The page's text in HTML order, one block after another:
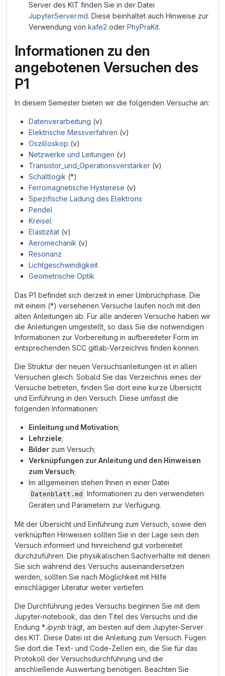
Server des KIT finden Sie in der Datei
JupyterServer.md. Diese beinhaltet auch Hinweise zur
Verwendung von kafe2 oder PhyPraKit.
Informationen zu den
angebotenen Versuchen des
P1
In diesem Semester bieten wir die folgenden Versuche an:
Datenverarbeitung (v)
Elektrische Messverfahren (v)
Oszilloskop (v)
Netzwerke und Leitungen (v)
Transistor_und_Operationsverstärker (v)
Schaltlogik (*)
Ferromagnetische Hysterese (v)
Spezifische Ladung des Elektrons
Pendel
Kreisel
Elastizität (v)
Aeromechanik (v)
Resonanz
Lichtgeschwindigkeit
Geometrische Optik
Das P1 befindet sich derzeit in einer Umbruchphase. Die
mit einem (*) versehenen Versuche laufen noch mit den
alten Anleitungen ab. Für alle anderen Versuche haben wir
die Anleitungen umgestellt, so dass Sie die notwendigen
Informationen zur Vorbereitung in aufbereiteter Form im
entsprechenden SCC gitlab-Verzeichnis finden können.
Die Struktur der neuen Versuchsanleitungen ist in allen
Versuchen gleich. Sobald Sie das Verzeichnis eines der
Versuche betreten, finden Sie dort eine kurze Übersicht
und Einführung in den Versuch. Diese umfasst die
folgenden Informationen:
Einleitung und Motivation;
Lehrziele;
Bilder zum Versuch;
Verknüpfungen zur Anleitung und den Hinweisen
zum Versuch;
Im allgemeinen stehen Ihnen in einer Datei
Datenblatt.md Informationen zu den verwendeten
Geräten und Parametern zur Verfügung.
Mit der Übersicht und Einführung zum Versuch, sowie den
verknüpften Hinweisen sollten Sie in der Lage sein den
Versuch informiert und hinreichend gut vorbereitet
durchzuführen. Die physikalischen Sachverhalte mit denen
Sie sich während des Versuchs auseinandersetzen
werden, sollten Sie nach Möglichkeit mit Hilfe
einschlägiger Literatur weiter vertiefen.
Die Durchführung jedes Versuchs beginnen Sie mit dem
Jupyter-notebook, das den Titel des Versuchs und die
Endung *.ipynb trägt, am besten auf dem Jupyter-Server
des KIT. Diese Datei ist die Anleitung zum Versuch. Fügen
Sie dort die Text- und Code-Zellen ein, die Sie für das
Protokoll der Versuchsdurchführung und die
anschließende Auswertung benötigen. Beachten Sie